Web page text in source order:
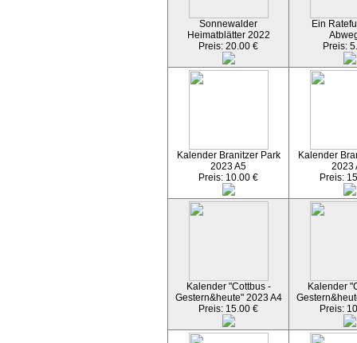
Sonnewalder
Heimatblätter 2022
Preis: 20.00 €
Ein
Preis:
Kalender Branitzer Park
2023 A5
Preis: 10.00 €
Kalender
2023
Preis:
Kalender "Cottbus -
Gestern&heute" 2023 A4
Preis: 15.00 €
Kalender
Preis: